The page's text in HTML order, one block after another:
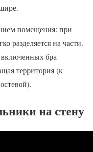
помещения: при
разделяется на части.
бра
территория (к
на стену